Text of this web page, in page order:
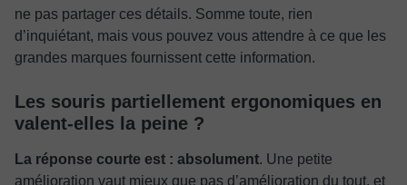
ne pas partager ces détails. Somme toute, rien
d’inquiétant, mais vous pouvez vous attendre à ce que les
grandes marques fournissent cette information.
Les souris partiellement ergonomiques en
valent-elles la peine ?
La réponse courte est : absolument. Une petite
amélioration vaut mieux que pas d’amélioration du tout, et